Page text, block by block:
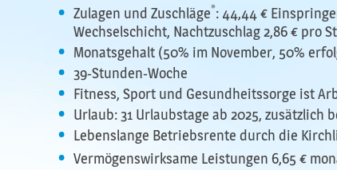
Zulagen und Zuschläge*: 44,44 €
Wechselschicht, Nachtzuschlag 2,86 € pro
Monatsgehalt (50% im November, 50%
39-Stunden-Woche
Fitness, Sport und Gesundheitssorge ist
Urlaub: 31 Urlaubstage ab 2025,
Lebenslange Betriebsrente durch die
Vermögenswirksame Leistungen 6,65 €